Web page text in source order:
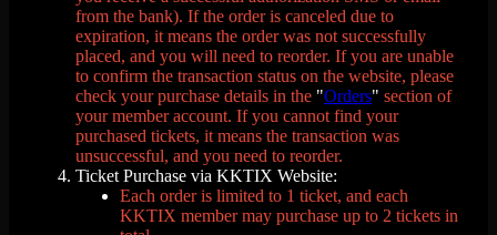
from the bank). If the order is canceled due to
expiration, it means the order was not successfully
placed, and you will need to reorder. If you are unable
to confirm the transaction status on the website, please
check your purchase details in the "Orders" section of
your member account. If you cannot find your
purchased tickets, it means the transaction was
unsuccessful, and you need to reorder.
Ticket Purchase via KKTIX Website:
Each order is limited to 1 ticket, and each
KKTIX member may purchase up to 2 tickets in